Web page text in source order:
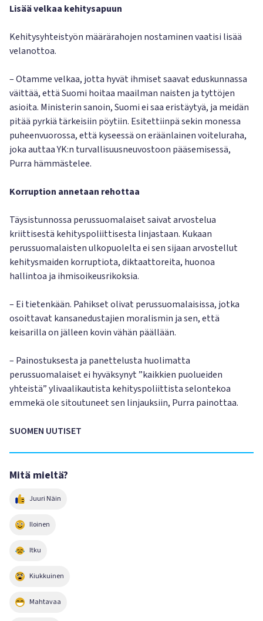
Lisää velkaa kehitysapuun
Kehitysyhteistyön määrärahojen nostaminen vaatisi lisää
velanottoa.
– Otamme velkaa, jotta hyvät ihmiset saavat eduskunnassa
väittää, että Suomi hoitaa maailman naisten ja tyttöjen
asioita. Ministerin sanoin, Suomi ei saa eristäytyä, ja meidän
pitää pyrkiä tärkeisiin pöytiin. Esitettiinpä sekin monessa
puheenvuorossa, että kyseessä on eräänlainen voiteluraha,
joka auttaa YK:n turvallisuusneuvostoon pääsemisessä,
Purra hämmästelee.
Korruption annetaan rehottaa
Täysistunnossa perussuomalaiset saivat arvostelua
kriittisestä kehityspoliittisesta linjastaan. Kukaan
perussuomalaisten ulkopuolelta ei sen sijaan arvostellut
kehitysmaiden korruptiota, diktaattoreita, huonoa
hallintoa ja ihmisoikeusrikoksia.
– Ei tietenkään. Pahikset olivat perussuomalaisissa, jotka
osoittavat kansanedustajien moralismin ja sen, että
keisarilla on jälleen kovin vähän päällään.
– Painostuksesta ja panettelusta huolimatta
perussuomalaiset ei hyväksynyt ”kaikkien puolueiden
yhteistä” ylivaalikautista kehityspoliittista selontekoa
emmekä ole sitoutuneet sen linjauksiin, Purra painottaa.
SUOMEN UUTISET
Mitä mieltä?
Juuri Näin
Iloinen
Itku
Kiukkuinen
Mahtavaa